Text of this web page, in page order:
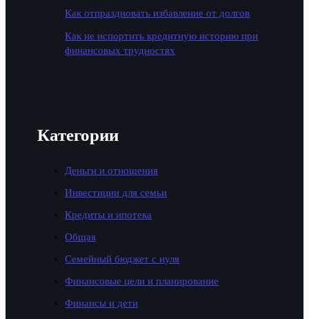
Как отпраздновать избавление от долгов
Как не испортить кредитную историю при
финансовых трудностях
Категории
Деньги и отношения
Инвестиции для семьи
Кредиты и ипотека
Общая
Семейный бюджет с нуля
Финансовые цели и планирование
Финансы и дети